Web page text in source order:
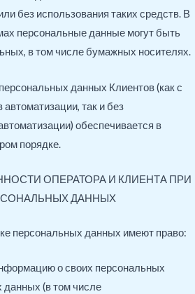
без использования таких средств. В
персональные данные могут быть
в том числе бумажных носителях.
данных Клиентов (как с
так и без
обеспечивается в
порядке.
ОПЕРАТОРА И КЛИЕНТА ПРИ
ДАННЫХ
персональных данных имеют право:
о своих персональных
данных (в том числе